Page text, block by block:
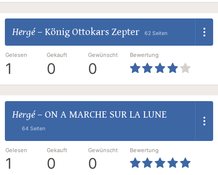
Hergé– König Ottokars Zepter 62 Seiten
Gelesen
1
Gekauft
0
Gewünscht
0
Bewertung
Hergé– ON A MARCHE SUR LA LUNE
64 Seiten
Gelesen
1
Gekauft
0
Gewünscht
0
Bewertung